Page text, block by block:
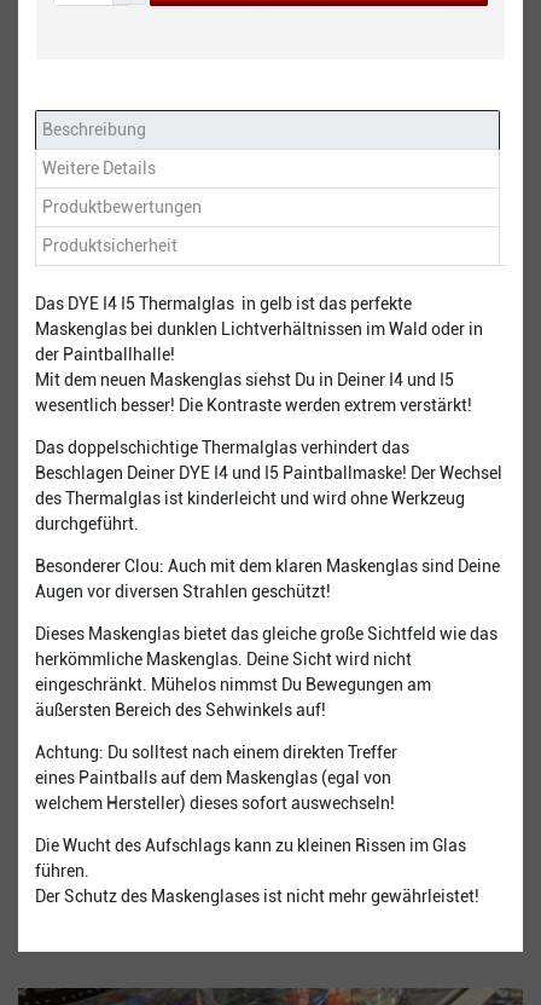
Beschreibung
Weitere Details
Produktbewertungen
Produktsicherheit
Das DYE I4 I5 Thermalglas in gelb ist das perfekte
Maskenglas bei dunklen Lichtverhältnissen im Wald oder in
der Paintballhalle!
Mit dem neuen Maskenglas siehst Du in Deiner I4 und I5
wesentlich besser! Die Kontraste werden extrem verstärkt!
Das doppelschichtige Thermalglas verhindert das
Beschlagen Deiner DYE I4 und I5 Paintballmaske! Der Wechsel
des Thermalglas ist kinderleicht und wird ohne Werkzeug
durchgeführt.
Besonderer Clou: Auch mit dem klaren Maskenglas sind Deine
Augen vor diversen Strahlen geschützt!
Dieses Maskenglas bietet das gleiche große Sichtfeld wie das
herkömmliche Maskenglas. Deine Sicht wird nicht
eingeschränkt. Mühelos nimmst Du Bewegungen am
äußersten Bereich des Sehwinkels auf!
Achtung: Du solltest nach einem direkten Treffer
eines Paintballs auf dem Maskenglas (egal von
welchem Hersteller) dieses sofort auswechseln!
Die Wucht des Aufschlags kann zu kleinen Rissen im Glas
führen.
Der Schutz des Maskenglases ist nicht mehr gewährleistet!